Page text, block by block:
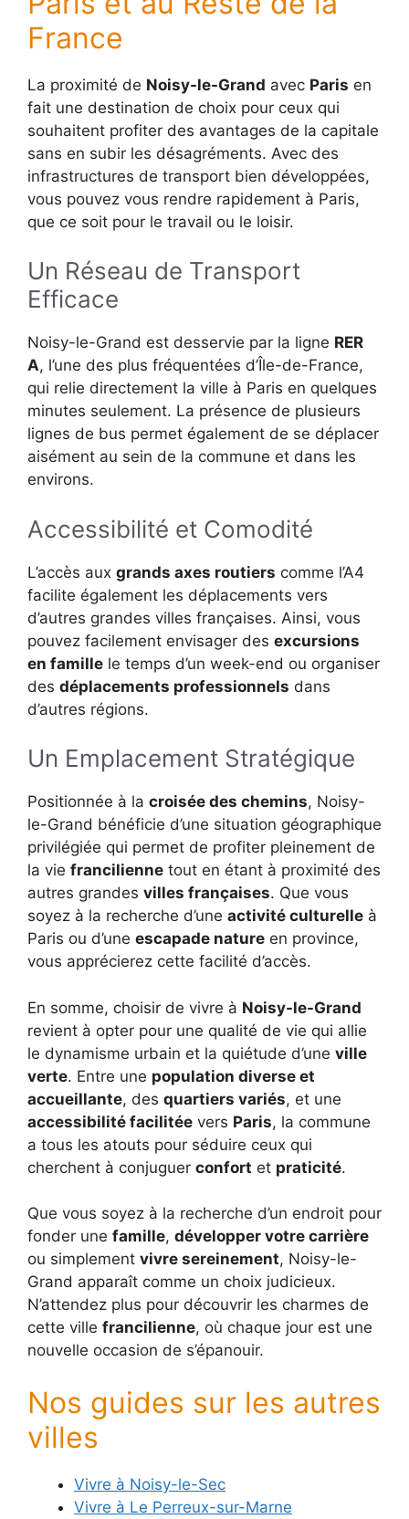
France
La proximité de Noisy-le-Grand avec Paris en
fait une destination de choix pour ceux qui
souhaitent profiter des avantages de la capitale
sans en subir les désagréments. Avec des
infrastructures de transport bien développées,
vous pouvez vous rendre rapidement à Paris,
que ce soit pour le travail ou le loisir.
Un Réseau de Transport
Efficace
Noisy-le-Grand est desservie par la ligne RER
A, l’une des plus fréquentées d’Île-de-France,
qui relie directement la ville à Paris en quelques
minutes seulement. La présence de plusieurs
lignes de bus permet également de se déplacer
aisément au sein de la commune et dans les
environs.
Accessibilité et Comodité
L’accès aux grands axes routiers comme l’A4
facilite également les déplacements vers
d’autres grandes villes françaises. Ainsi, vous
pouvez facilement envisager des excursions
en famille le temps d’un week-end ou organiser
des déplacements professionnels dans
d’autres régions.
Un Emplacement Stratégique
Positionnée à la croisée des chemins, Noisy-
le-Grand bénéficie d’une situation géographique
privilégiée qui permet de profiter pleinement de
la vie francilienne tout en étant à proximité des
autres grandes villes françaises. Que vous
soyez à la recherche d’une activité culturelle à
Paris ou d’une escapade nature en province,
vous apprécierez cette facilité d’accès.
En somme, choisir de vivre à Noisy-le-Grand
revient à opter pour une qualité de vie qui allie
le dynamisme urbain et la quiétude d’une ville
verte. Entre une population diverse et
accueillante, des quartiers variés, et une
accessibilité facilitée vers Paris, la commune
a tous les atouts pour séduire ceux qui
cherchent à conjuguer confort et praticité.
Que vous soyez à la recherche d’un endroit pour
fonder une famille, développer votre carrière
ou simplement vivre sereinement, Noisy-le-
Grand apparaît comme un choix judicieux.
N’attendez plus pour découvrir les charmes de
cette ville francilienne, où chaque jour est une
nouvelle occasion de s’épanouir.
Nos guides sur les autres
villes
Vivre à Noisy-le-Sec
Vivre à Le Perreux-sur-Marne